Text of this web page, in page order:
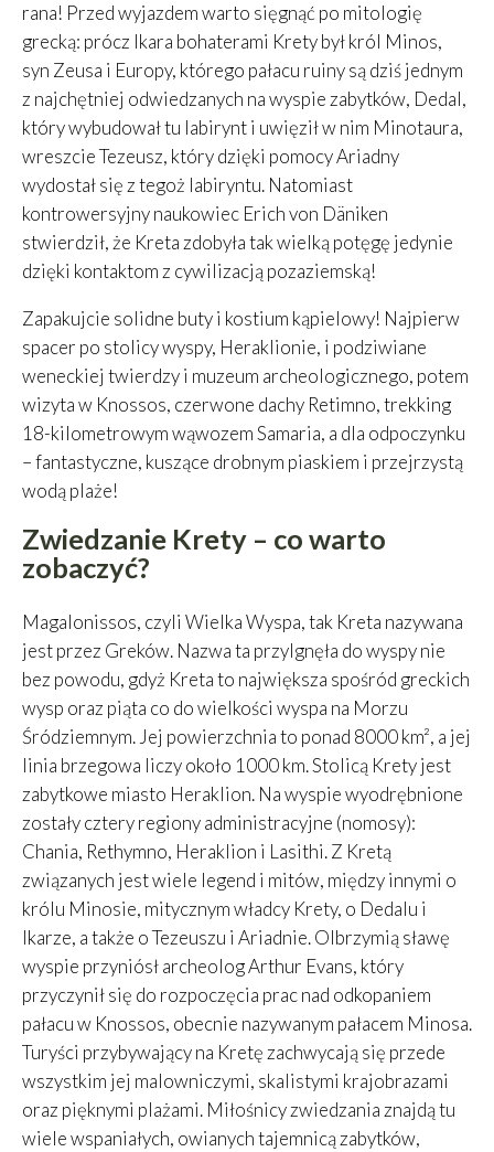
rana! Przed wyjazdem warto sięgnąć po mitologię
grecką: prócz Ikara bohaterami Krety był król Minos,
syn Zeusa i Europy, którego pałacu ruiny są dziś jednym
z najchętniej odwiedzanych na wyspie zabytków, Dedal,
który wybudował tu labirynt i uwięził w nim Minotaura,
wreszcie Tezeusz, który dzięki pomocy Ariadny
wydostał się z tegoż labiryntu. Natomiast
kontrowersyjny naukowiec Erich von Däniken
stwierdził, że Kreta zdobyła tak wielką potęgę jedynie
dzięki kontaktom z cywilizacją pozaziemską!
Zapakujcie solidne buty i kostium kąpielowy! Najpierw
spacer po stolicy wyspy, Heraklionie, i podziwiane
weneckiej twierdzy i muzeum archeologicznego, potem
wizyta w Knossos, czerwone dachy Retimno, trekking
18-kilometrowym wąwozem Samaria, a dla odpoczynku
– fantastyczne, kuszące drobnym piaskiem i przejrzystą
wodą plaże!
Zwiedzanie Krety – co warto
zobaczyć?
Magalonissos, czyli Wielka Wyspa, tak Kreta nazywana
jest przez Greków. Nazwa ta przylgnęła do wyspy nie
bez powodu, gdyż Kreta to największa spośród greckich
wysp oraz piąta co do wielkości wyspa na Morzu
Śródziemnym. Jej powierzchnia to ponad 8000 km², a jej
linia brzegowa liczy około 1000 km. Stolicą Krety jest
zabytkowe miasto Heraklion. Na wyspie wyodrębnione
zostały cztery regiony administracyjne (nomosy):
Chania, Rethymno, Heraklion i Lasithi. Z Kretą
związanych jest wiele legend i mitów, między innymi o
królu Minosie, mitycznym władcy Krety, o Dedalu i
Ikarze, a także o Tezeuszu i Ariadnie. Olbrzymią sławę
wyspie przyniósł archeolog Arthur Evans, który
przyczynił się do rozpoczęcia prac nad odkopaniem
pałacu w Knossos, obecnie nazywanym pałacem Minosa.
Turyści przybywający na Kretę zachwycają się przede
wszystkim jej malowniczymi, skalistymi krajobrazami
oraz pięknymi plażami. Miłośnicy zwiedzania znajdą tu
wiele wspaniałych, owianych tajemnicą zabytków,